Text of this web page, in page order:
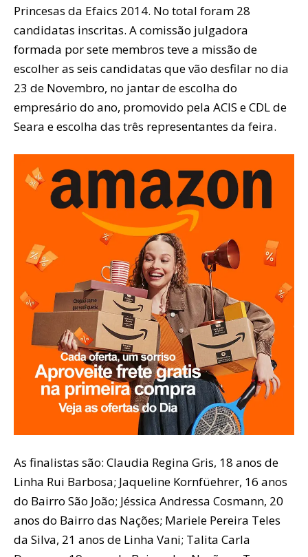
Princesas da Efaics 2014. No total foram 28
candidatas inscritas. A comissão julgadora
formada por sete membros teve a missão de
escolher as seis candidatas que vão desfilar no dia
23 de Novembro, no jantar de escolha do
empresário do ano, promovido pela ACIS e CDL de
Seara e escolha das três representantes da feira.
As finalistas são: Claudia Regina Gris, 18 anos de
Linha Rui Barbosa; Jaqueline Kornfüehrer, 16 anos
do Bairro São João; Jéssica Andressa Cosmann, 20
anos do Bairro das Nações; Mariele Pereira Teles
da Silva, 21 anos de Linha Vani; Talita Carla